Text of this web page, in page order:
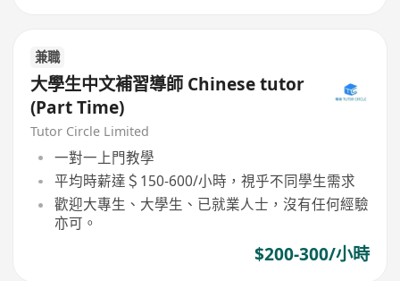
兼職
大學生中文補習導師 Chinese tutor
(Part Time)
Tutor Circle Limited
一對一上門教學
平均時薪達＄150-600/小時，視乎不同學生需求
歡迎大專生、大學生、已就業人士，沒有任何經驗
亦可。
$200-300/小時